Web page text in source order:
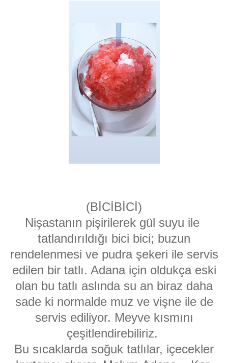
(BİCİBİCİ)
Nişastanın pişirilerek gül suyu ile
tatlandırıldığı bici bici; buzun
rendelenmesi ve pudra şekeri ile servis
edilen bir tatlı. Adana için oldukça eski
olan bu tatlı aslında su an biraz daha
sade ki normalde muz ve vişne ile de
servis ediliyor. Meyve kısmını
çeşitlendirebiliriz.
Bu sıcaklarda soğuk tatlılar, içecekler